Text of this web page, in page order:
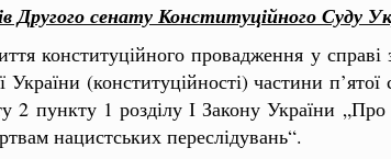
Другого сенату Конституційного Суду
конституційного провадження у
України (конституційності) частини
2 пункту 1 розділу І Закону України
нацистських переслідувань“.